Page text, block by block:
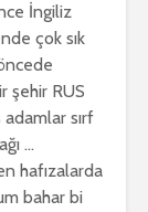
İngiliz
çok sık
şehir RUS
sırf
…
hafızalarda
bahar bi